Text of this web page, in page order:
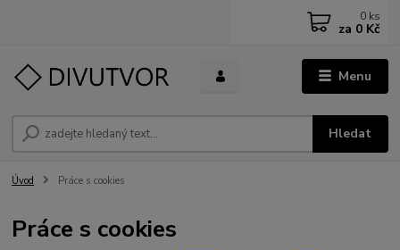
Menu
Hledat
0 ks
za 0 Kč
Úvod Práce s cookies
Práce s cookies